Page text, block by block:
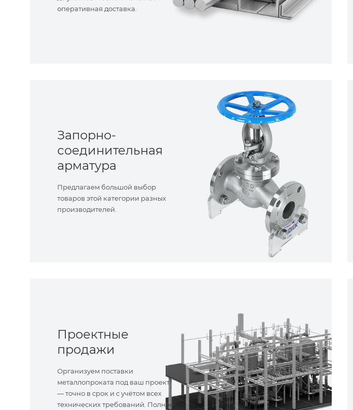
оперативная доставка.
Запорно-
соединительная
арматура
Предлагаем большой выбор
товаров этой категории разных
производителей.
Проектные
продажи
Организуем поставки
металлопроката под ваш проект
— точно в срок и с учётом всех
технических требований. Полное